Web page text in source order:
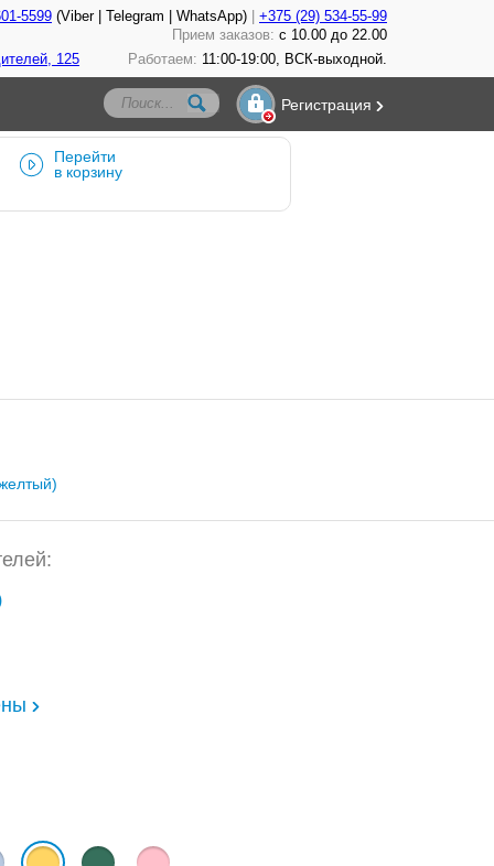
5599 (Viber | Telegram | WhatsApp)
+375 (29) 534-55-99
Прием заказов: с 10.00 до 22.00
125 Работаем: 11:00-19:00, ВСК-выходной.
Регистрация
Перейти
в корзину